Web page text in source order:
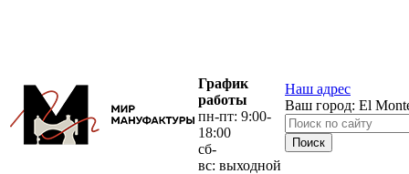
График
работы
пн-пт: 9:00-
18:00
сб-
вс: выходной
Наш адрес
Ваш город: El